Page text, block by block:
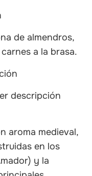
de almendros,
a la brasa.
descripción
aroma medieval,
en los
y la